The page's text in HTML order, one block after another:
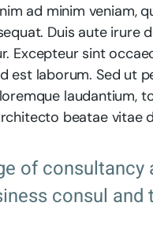
ad minim veniam,
Duis aute irure
Excepteur sint
est laborum. Sed ut
laudantium,
beatae vitae
of
consul